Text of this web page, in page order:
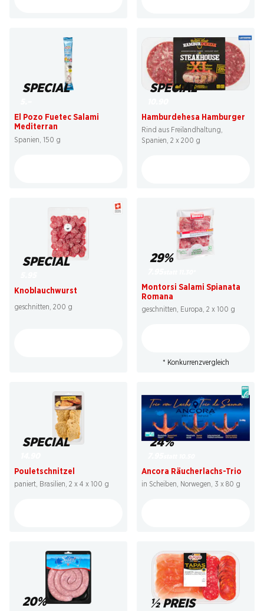
SPECIAL
El Pozo Fuetec Salami
Mediterran
Spanien, 150 g
SPECIAL
Hamburdehesa Hamburger
Rind aus Freilandhaltung,
Spanien, 2 x 200 g
SPECIAL
Knoblauchwurst
geschnitten, 200 g
29%
Montorsi Salami Spianata
Romana
geschnitten, Europa, 2 x 100 g
* Konkurrenzvergleich
SPECIAL
Pouletschnitzel
paniert, Brasilien, 2 x 4 x 100 g
24%
Ancora Räucherlachs-Trio
in Scheiben, Norwegen, 3 x 80 g
20% ½ PREIS